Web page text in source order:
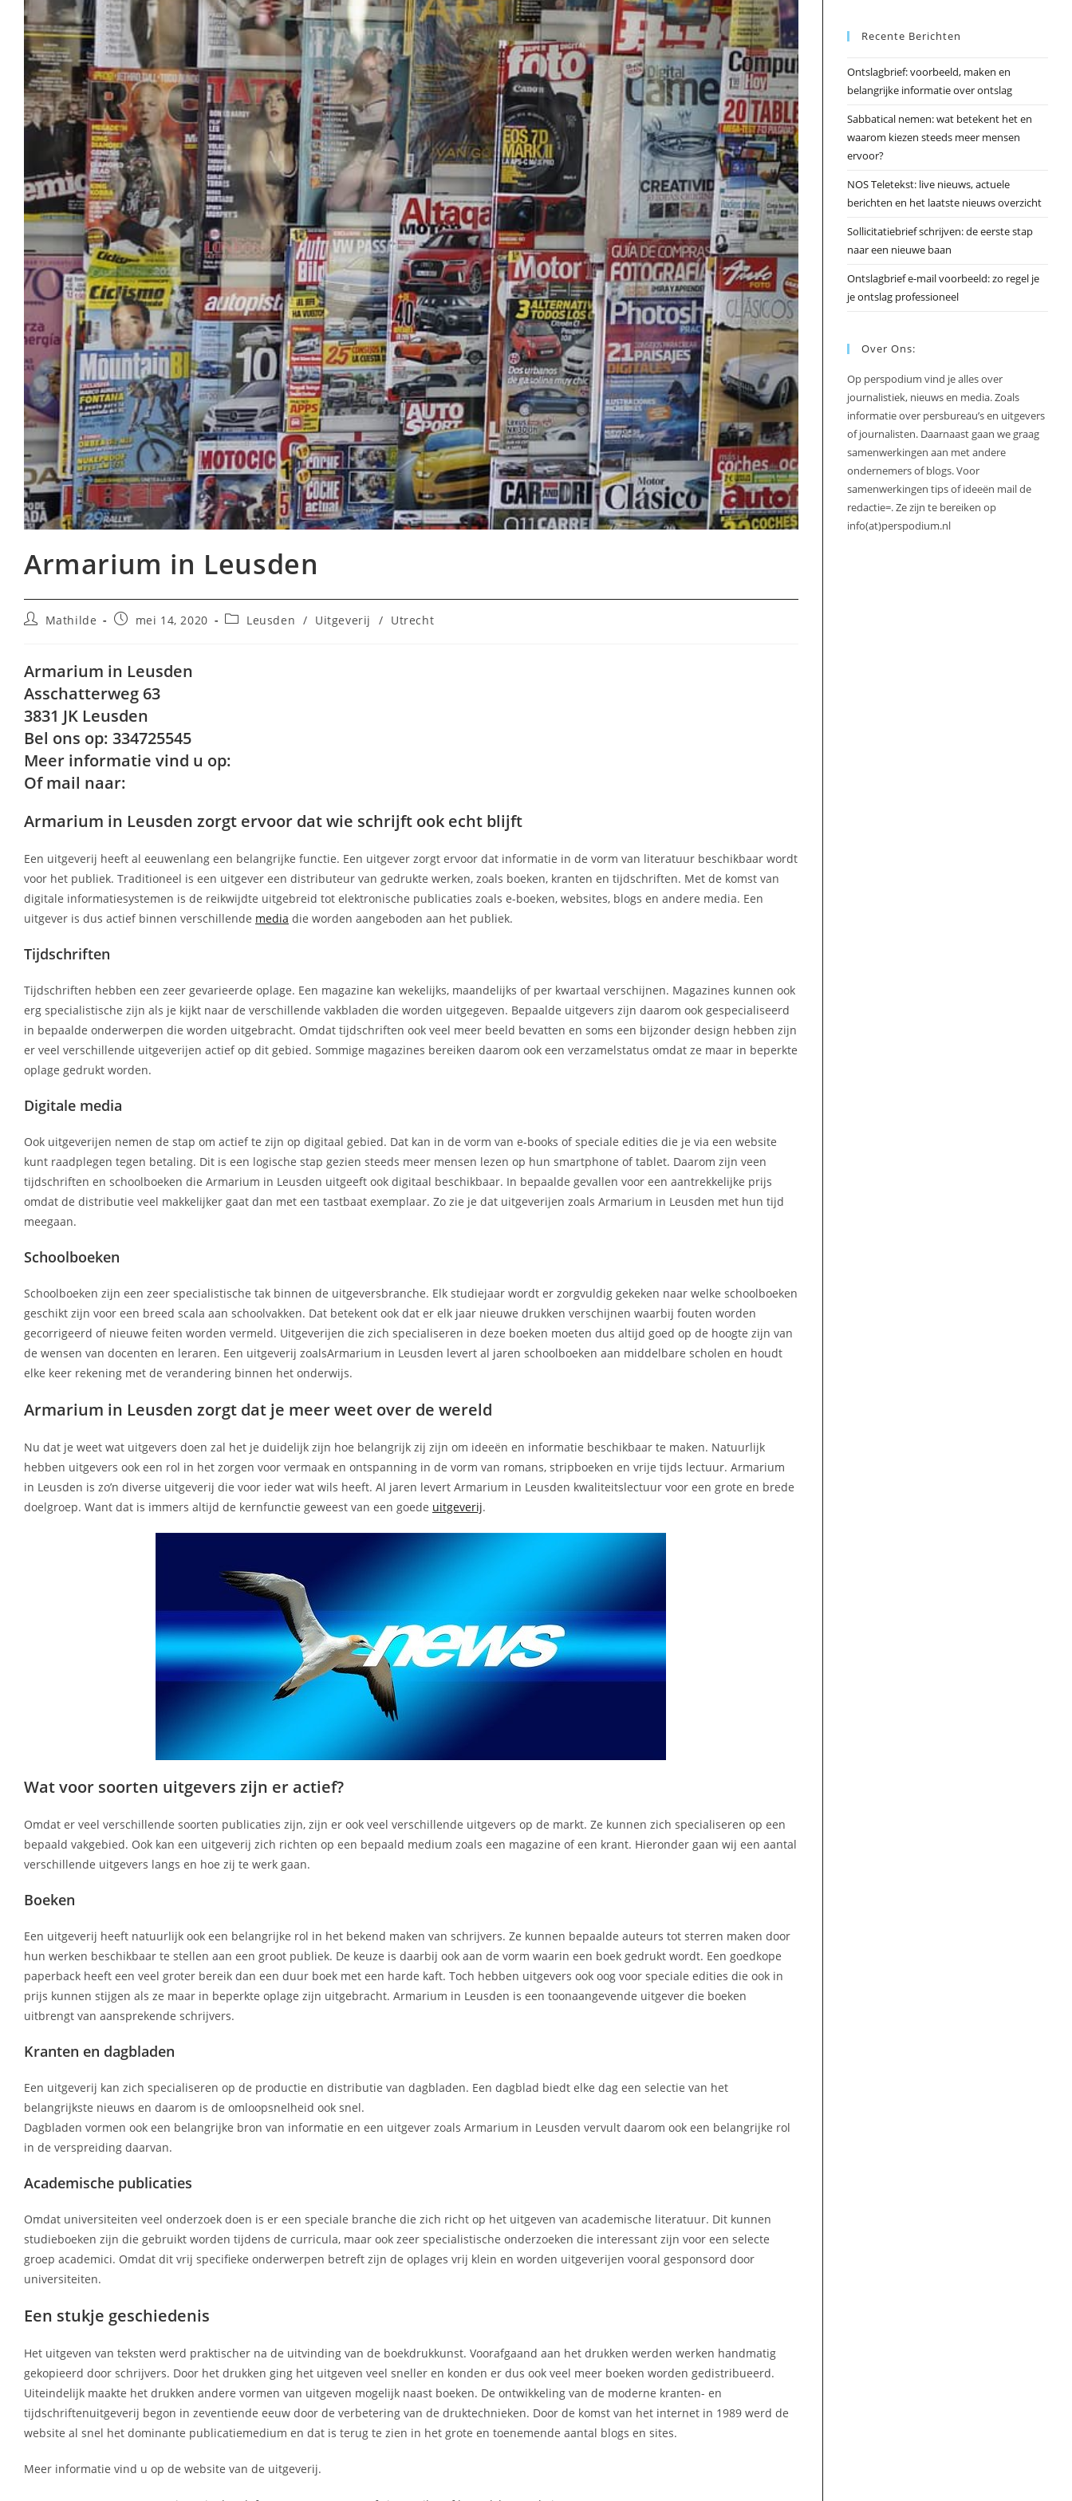
Armarium in Leusden
BerichtMathilde
Berichtmei 14, 2020 Berichtcategorie:
Leusden / Uitgeverij / Utrecht
Armarium in Leusden
Asschatterweg 63
3831 JK Leusden
Bel ons op: 334725545
Meer informatie vind u op:
Of mail naar:
Armarium in Leusden zorgt ervoor dat wie schrijft ook echt blijft
Een uitgeverij heeft al eeuwenlang een belangrijke functie. Een uitgever zorgt ervoor dat informatie in de vorm van literatuur beschikbaar wordt
voor het publiek. Traditioneel is een uitgever een distributeur van gedrukte werken, zoals boeken, kranten en tijdschriften. Met de komst van
digitale informatiesystemen is de reikwijdte uitgebreid tot elektronische publicaties zoals e-boeken, websites, blogs en andere media. Een
uitgever is dus actief binnen verschillende media die worden aangeboden aan het publiek.
Tijdschriften
Tijdschriften hebben een zeer gevarieerde oplage. Een magazine kan wekelijks, maandelijks of per kwartaal verschijnen. Magazines kunnen ook
erg specialistische zijn als je kijkt naar de verschillende vakbladen die worden uitgegeven. Bepaalde uitgevers zijn daarom ook gespecialiseerd
in bepaalde onderwerpen die worden uitgebracht. Omdat tijdschriften ook veel meer beeld bevatten en soms een bijzonder design hebben zijn
er veel verschillende uitgeverijen actief op dit gebied. Sommige magazines bereiken daarom ook een verzamelstatus omdat ze maar in beperkte
oplage gedrukt worden.
Digitale media
Ook uitgeverijen nemen de stap om actief te zijn op digitaal gebied. Dat kan in de vorm van e-books of speciale edities die je via een website
kunt raadplegen tegen betaling. Dit is een logische stap gezien steeds meer mensen lezen op hun smartphone of tablet. Daarom zijn veen
tijdschriften en schoolboeken die Armarium in Leusden uitgeeft ook digitaal beschikbaar. In bepaalde gevallen voor een aantrekkelijke prijs
omdat de distributie veel makkelijker gaat dan met een tastbaat exemplaar. Zo zie je dat uitgeverijen zoals Armarium in Leusden met hun tijd
meegaan.
Schoolboeken
Schoolboeken zijn een zeer specialistische tak binnen de uitgeversbranche. Elk studiejaar wordt er zorgvuldig gekeken naar welke schoolboeken
geschikt zijn voor een breed scala aan schoolvakken. Dat betekent ook dat er elk jaar nieuwe drukken verschijnen waarbij fouten worden
gecorrigeerd of nieuwe feiten worden vermeld. Uitgeverijen die zich specialiseren in deze boeken moeten dus altijd goed op de hoogte zijn van
de wensen van docenten en leraren. Een uitgeverij zoalsArmarium in Leusden levert al jaren schoolboeken aan middelbare scholen en houdt
elke keer rekening met de verandering binnen het onderwijs.
Armarium in Leusden zorgt dat je meer weet over de wereld
Nu dat je weet wat uitgevers doen zal het je duidelijk zijn hoe belangrijk zij zijn om ideeën en informatie beschikbaar te maken. Natuurlijk
hebben uitgevers ook een rol in het zorgen voor vermaak en ontspanning in de vorm van romans, stripboeken en vrije tijds lectuur. Armarium
in Leusden is zo’n diverse uitgeverij die voor ieder wat wils heeft. Al jaren levert Armarium in Leusden kwaliteitslectuur voor een grote en brede
doelgroep. Want dat is immers altijd de kernfunctie geweest van een goede uitgeverij.
Wat voor soorten uitgevers zijn er actief?
Omdat er veel verschillende soorten publicaties zijn, zijn er ook veel verschillende uitgevers op de markt. Ze kunnen zich specialiseren op een
bepaald vakgebied. Ook kan een uitgeverij zich richten op een bepaald medium zoals een magazine of een krant. Hieronder gaan wij een aantal
verschillende uitgevers langs en hoe zij te werk gaan.
Boeken
Een uitgeverij heeft natuurlijk ook een belangrijke rol in het bekend maken van schrijvers. Ze kunnen bepaalde auteurs tot sterren maken door
hun werken beschikbaar te stellen aan een groot publiek. De keuze is daarbij ook aan de vorm waarin een boek gedrukt wordt. Een goedkope
paperback heeft een veel groter bereik dan een duur boek met een harde kaft. Toch hebben uitgevers ook oog voor speciale edities die ook in
prijs kunnen stijgen als ze maar in beperkte oplage zijn uitgebracht. Armarium in Leusden is een toonaangevende uitgever die boeken
uitbrengt van aansprekende schrijvers.
Kranten en dagbladen
Een uitgeverij kan zich specialiseren op de productie en distributie van dagbladen. Een dagblad biedt elke dag een selectie van het
belangrijkste nieuws en daarom is de omloopsnelheid ook snel.
Dagbladen vormen ook een belangrijke bron van informatie en een uitgever zoals Armarium in Leusden vervult daarom ook een belangrijke rol
in de verspreiding daarvan.
Academische publicaties
Omdat universiteiten veel onderzoek doen is er een speciale branche die zich richt op het uitgeven van academische literatuur. Dit kunnen
studieboeken zijn die gebruikt worden tijdens de curricula, maar ook zeer specialistische onderzoeken die interessant zijn voor een selecte
groep academici. Omdat dit vrij specifieke onderwerpen betreft zijn de oplages vrij klein en worden uitgeverijen vooral gesponsord door
universiteiten.
Een stukje geschiedenis
Het uitgeven van teksten werd praktischer na de uitvinding van de boekdrukkunst. Voorafgaand aan het drukken werden werken handmatig
gekopieerd door schrijvers. Door het drukken ging het uitgeven veel sneller en konden er dus ook veel meer boeken worden gedistribueerd.
Uiteindelijk maakte het drukken andere vormen van uitgeven mogelijk naast boeken. De ontwikkeling van de moderne kranten- en
tijdschriftenuitgeverij begon in zeventiende eeuw door de verbetering van de druktechnieken. Door de komst van het internet in 1989 werd de
website al snel het dominante publicatiemedium en dat is terug te zien in het grote en toenemende aantal blogs en sites.
Meer informatie vind u op de website van de uitgeverij.
Recente Berichten
Ontslagbrief: voorbeeld, maken en
belangrijke informatie over ontslag
Sabbatical nemen: wat betekent het en
waarom kiezen steeds meer mensen
ervoor?
NOS Teletekst: live nieuws, actuele
berichten en het laatste nieuws overzicht
Sollicitatiebrief schrijven: de eerste stap
naar een nieuwe baan
Ontslagbrief e-mail voorbeeld: zo regel je
je ontslag professioneel
Over Ons:
Op perspodium vind je alles over
journalistiek, nieuws en media. Zoals
informatie over persbureau’s en uitgevers
of journalisten. Daarnaast gaan we graag
samenwerkingen aan met andere
ondernemers of blogs. Voor
samenwerkingen tips of ideeën mail de
redactie=. Ze zijn te bereiken op
info(at)perspodium.nl